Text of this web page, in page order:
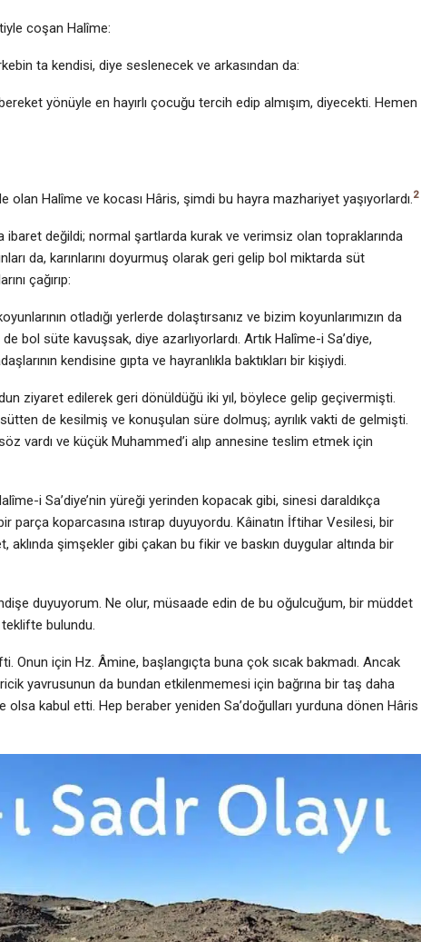
coşan Halîme:
ta kendisi, diye seslenecek ve arkasından da:
yönüyle en hayırlı çocuğu tercih edip almışım, diyecekti. Hemen
olan Halîme ve kocası Hâris, şimdi bu hayra mazhariyet yaşıyorlardı. 2
değildi; normal şartlarda kurak ve verimsiz olan topraklarında
da, karınlarını doyurmuş olarak geri gelip bol miktarda süt
çağırıp:
otladığı yerlerde dolaştırsanız ve bizim koyunlarımızın da
bol süte kavuşsak, diye azarlıyorlardı. Artık Halîme-i Sa’diye,
kendisine gıpta ve hayranlıkla baktıkları bir kişiydi.
ziyaret edilerek geri dönüldüğü iki yıl, böylece gelip geçivermişti.
de kesilmiş ve konuşulan süre dolmuş; ayrılık vakti de gelmişti.
vardı ve küçük Muhammed’i alıp annesine teslim etmek için
i Sa’di­ye’nin yüreği yerinden kopacak gibi, sinesi daraldıkça
parça koparcasına ıstırap duyuyordu. Kâinatın İftihar Vesilesi, bir
aklında şimşekler gibi çakan bu fikir ve baskın duygular altında bir
duyuyorum. Ne olur, müsaade edin de bu oğulcuğum, bir müddet
bulundu.
Onun için Hz. Âmine, başlangıçta buna çok sıcak bakmadı. Ancak
yavrusunun da bundan etkilenmemesi için bağrına bir taş daha
kabul etti. Hep beraber yeniden Sa’doğulları yurduna dönen Hâris